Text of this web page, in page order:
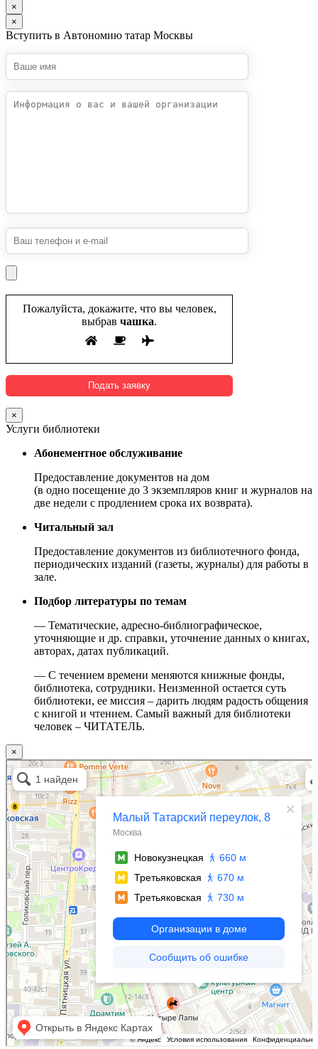
×
×
Вступить в Автономию татар Москвы
Пожалуйста, докажите, что вы человек,
выбрав чашка.
×
Услуги библиотеки
Абонементное обслуживание
Предоставление документов на дом
(в одно посещение до 3 экземпляров книг и журналов на
две недели с продлением срока их возврата).
Читальный зал
Предоставление документов из библиотечного фонда,
периодических изданий (газеты, журналы) для работы в
зале.
Подбор литературы по темам
— Тематические, адресно-библиографическое,
уточняющие и др. справки, уточнение данных о книгах,
авторах, датах публикаций.
— С течением времени меняются книжные фонды,
библиотека, сотрудники. Неизменной остается суть
библиотеки, ее миссия – дарить людям радость общения
с книгой и чтением. Самый важный для библиотеки
человек – ЧИТАТЕЛЬ.
×
Москва
Малый Татарский переулок, 8 на карте Москвы, ближайшее метро Новокузнецкая —
Яндекс.Карты